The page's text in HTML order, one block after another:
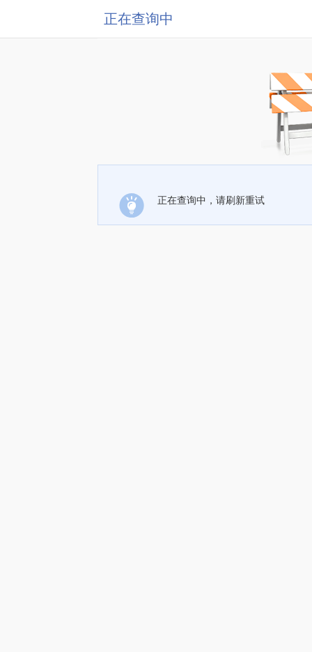
正在查询中
正在查询中，请刷新重试